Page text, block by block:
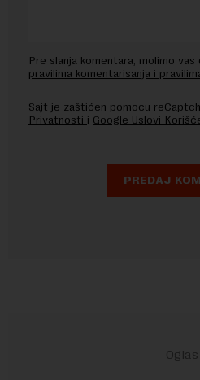
Pre slanja komentara, molimo
pravilima komentarisanja i
Sajt je zaštićen pomocu
Privatnosti i Google Uslovi